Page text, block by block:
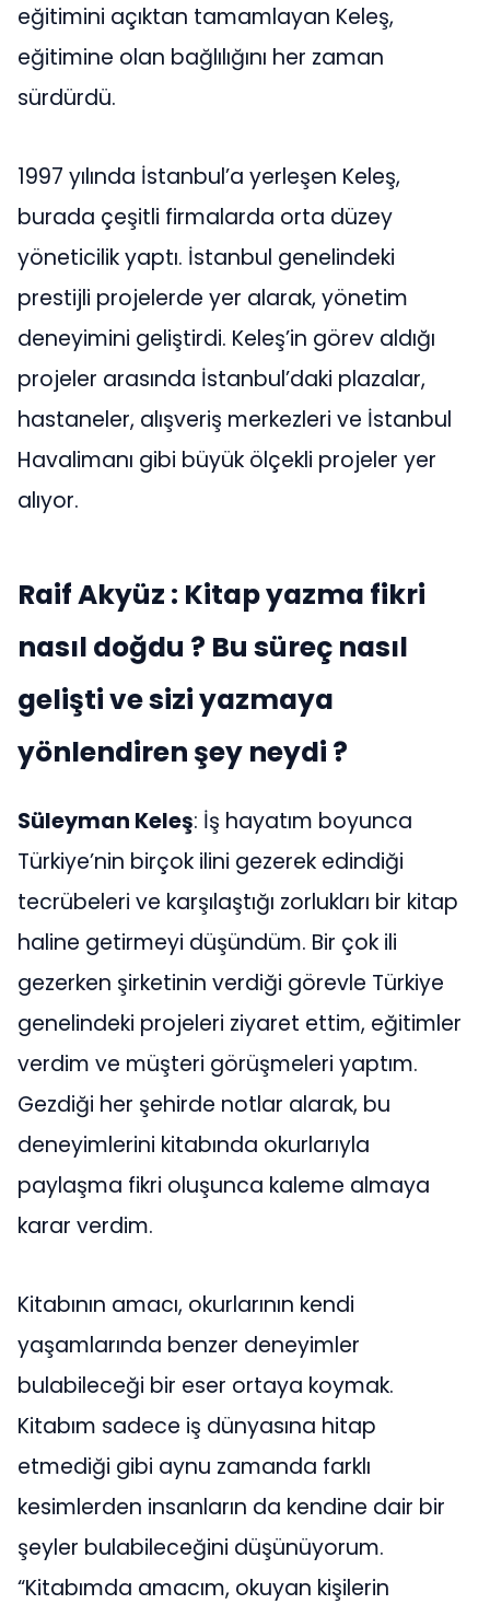
eğitimini açıktan tamamlayan Keleş,
eğitimine olan bağlılığını her zaman
sürdürdü.
1997 yılında İstanbul’a yerleşen Keleş,
burada çeşitli firmalarda orta düzey
yöneticilik yaptı. İstanbul genelindeki
prestijli projelerde yer alarak, yönetim
deneyimini geliştirdi. Keleş’in görev aldığı
projeler arasında İstanbul’daki plazalar,
hastaneler, alışveriş merkezleri ve İstanbul
Havalimanı gibi büyük ölçekli projeler yer
alıyor.
Raif Akyüz : Kitap yazma fikri
nasıl doğdu ? Bu süreç nasıl
gelişti ve sizi yazmaya
yönlendiren şey neydi ?
Süleyman Keleş: İş hayatım boyunca
Türkiye’nin birçok ilini gezerek edindiği
tecrübeleri ve karşılaştığı zorlukları bir kitap
haline getirmeyi düşündüm. Bir çok ili
gezerken şirketinin verdiği görevle Türkiye
genelindeki projeleri ziyaret ettim, eğitimler
verdim ve müşteri görüşmeleri yaptım.
Gezdiği her şehirde notlar alarak, bu
deneyimlerini kitabında okurlarıyla
paylaşma fikri oluşunca kaleme almaya
karar verdim.
Kitabının amacı, okurlarının kendi
yaşamlarında benzer deneyimler
bulabileceği bir eser ortaya koymak.
Kitabım sadece iş dünyasına hitap
etmediği gibi aynu zamanda farklı
kesimlerden insanların da kendine dair bir
şeyler bulabileceğini düşünüyorum.
“Kitabımda amacım, okuyan kişilerin